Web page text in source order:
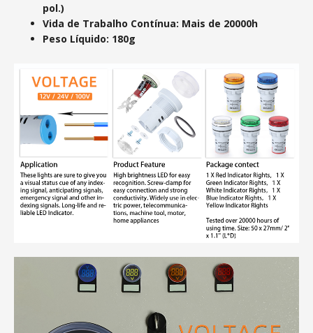
pol.)
Vida de Trabalho Contínua: Mais de 20000h
Peso Líquido: 180g